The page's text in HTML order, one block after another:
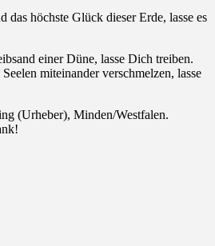
das höchste Glück dieser Erde, lasse es
einer Düne, lasse Dich treiben.
miteinander verschmelzen, lasse
(Urheber), Minden/Westfalen.